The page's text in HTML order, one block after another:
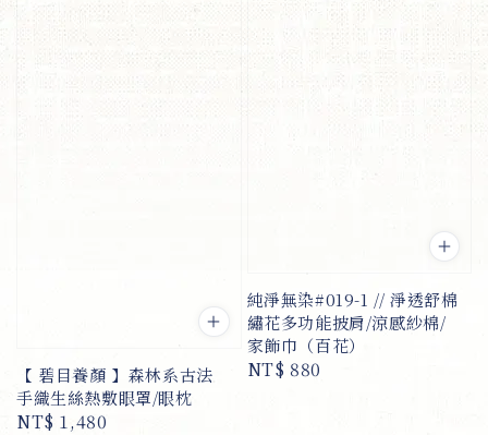
【 碧目養顏 】森林系古法
手織生絲熱敷眼罩/眼枕
Regular
NT$ 1,480
純淨無染#019-1 // 淨透舒棉
繡花多功能披肩/涼感紗棉/
家飾巾（百花）
Regular
NT$ 880